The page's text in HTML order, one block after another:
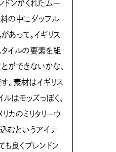
ドンがくれたムー
の中にダッフル
あって。イギリス
イルの要素を組
ができないかな、
。素材はイギリス
ルはモッズっぽく、
カのミリタリーウ
むというアイテ
も良くブレンドン